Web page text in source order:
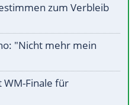
zum Verbleib
"Nicht mehr mein
Finale für